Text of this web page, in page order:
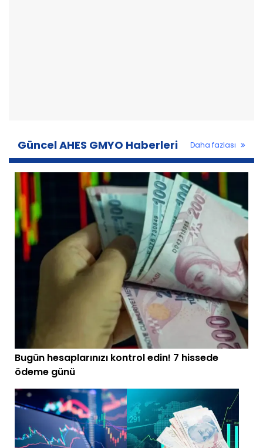
Güncel AHES GMYO Haberleri Daha fazlası
Bugün hesaplarınızı kontrol edin! 7 hissede
ödeme günü